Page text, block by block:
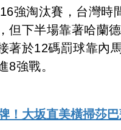
強淘汰賽，台灣
但下半場靠著哈蘭
著於12碼罰球靠內
8強戰。
！大坂直美橫掃莎